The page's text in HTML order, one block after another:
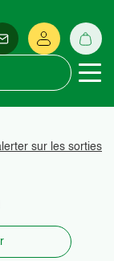
sur les sorties